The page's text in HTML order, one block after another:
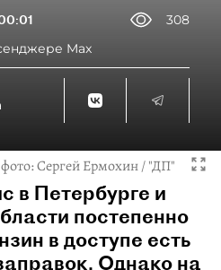
308
Max
Сергей Ермохин / "ДП"
в Петербурге и
постепенно
в доступе есть
Однако на